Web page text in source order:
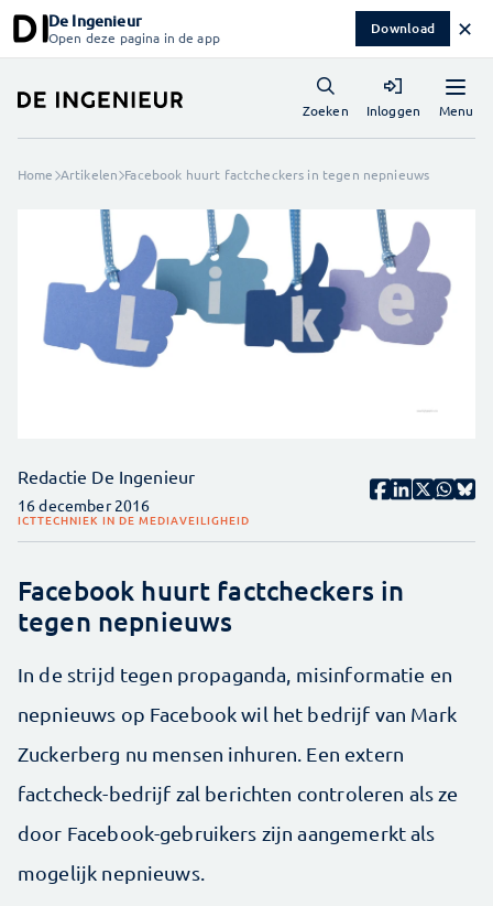
De Ingenieur
Open deze pagina in de app Download ✕
Menu
Zoeken Inloggen
Home Artikelen Facebook huurt factcheckers in tegen nepnieuws
Redactie De Ingenieur
16 december 2016
ICTTECHNIEK IN DE MEDIAVEILIGHEID
Facebook huurt factcheckers in
tegen nepnieuws
In de strijd tegen propaganda, misinformatie en
nepnieuws op Facebook wil het bedrijf van Mark
Zuckerberg nu mensen inhuren. Een extern
factcheck-bedrijf zal berichten controleren als ze
door Facebook-gebruikers zijn aangemerkt als
mogelijk nepnieuws.